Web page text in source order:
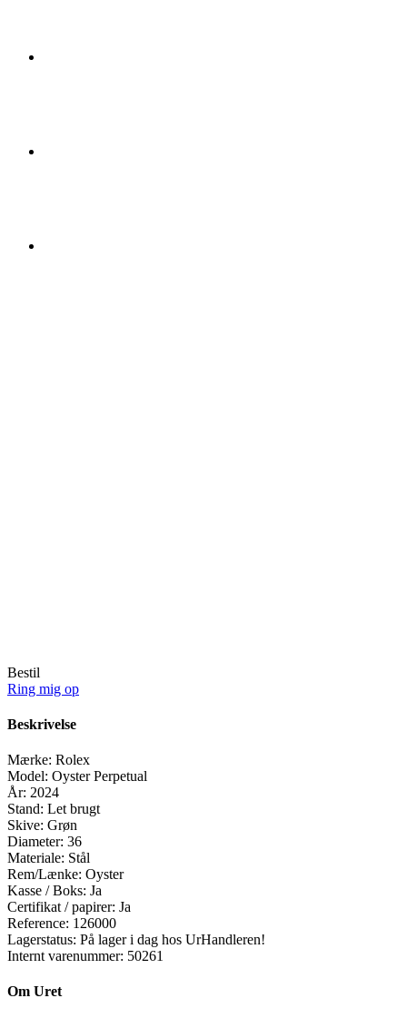
Bestil
Ring mig op
Beskrivelse
Mærke: Rolex
Model: Oyster Perpetual
År: 2024
Stand: Let brugt
Skive: Grøn
Diameter: 36
Materiale: Stål
Rem/Lænke: Oyster
Kasse / Boks: Ja
Certifikat / papirer: Ja
Reference: 126000
Lagerstatus: På lager i dag hos UrHandleren!
Internt varenummer: 50261
Om Uret